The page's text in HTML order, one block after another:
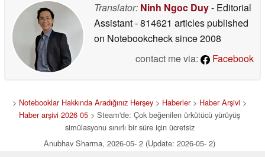
Translator: Ninh Ngoc Duy- Editorial
Assistant- 814621 articles published
on Notebookchecksince 2008
contact me via:
Facebook
> Notebooklar Hakkında Aradığınız Herşey > Haberler> Haber Arşivi >
Haber arşivi 2026 05 > Steam'de: Çok beğenilen ürkütücü yürüyüş
simülasyonu sınırlı bir süre için ücretsiz
Anubhav Sharma, 2026-05- 2 (Update: 2026-05- 2)